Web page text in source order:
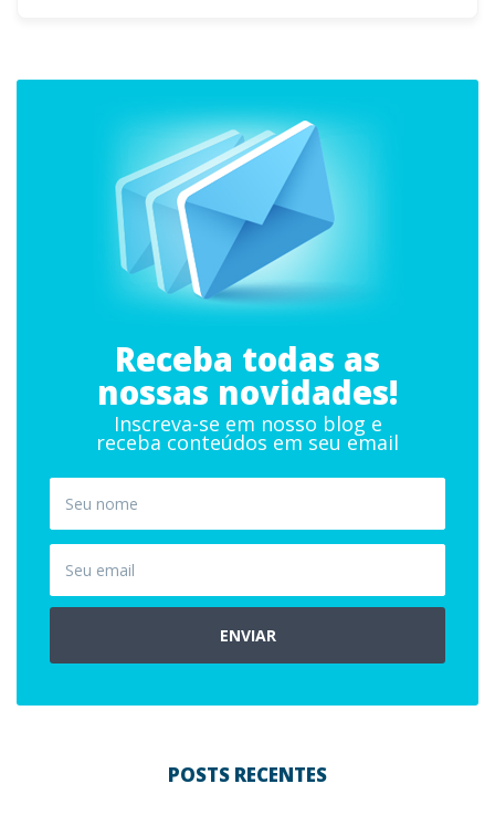
Receba todas as
nossas novidades!
Inscreva-se em nosso blog e
receba conteúdos em seu email
ENVIAR
POSTS RECENTES